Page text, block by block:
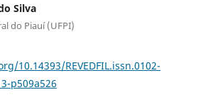
Silva
do Piauí (UFPI)
10.14393/REVEDFIL.issn.0102-
p509a526